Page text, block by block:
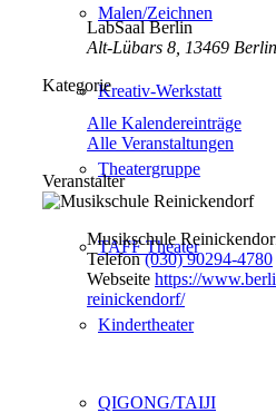
Malen/Zeichnen
Kreativ-Werkstatt
Theatergruppe
TAFF Theater
Kindertheater
QIGONG/TAIJI
LabSaal Berlin
Alt-Lübars 8, 13469 Berlin
Kategorie
Alle Kalendereinträge
Alle Veranstaltungen
Veranstalter
Musikschule
Telefon (030) 90294-4780
Webseite https://
reinickendorf/